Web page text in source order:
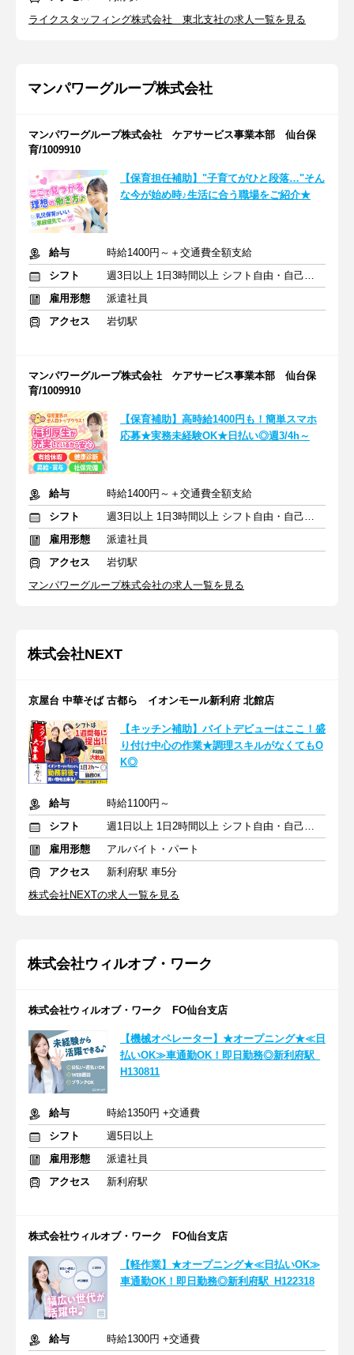
ライクスタッフィング株式会社 東北支社の求人一覧を見る
マンパワーグループ株式会社
マンパワーグループ株式会社 ケアサービス事業本部 仙台保
育/1009910
【保育担任補助】"子育てがひと段落…"そん
な今が始め時♪生活に合う職場をご紹介★
給与
時給1400円～＋交通費全額支給
シフト
週3日以上 1日3時間以上 シフト自由・自己申告
雇用形態
派遣社員
アクセス
岩切駅
マンパワーグループ株式会社 ケアサービス事業本部 仙台保
育/1009910
【保育補助】高時給1400円も！簡単スマホ
応募★実務未経験OK★日払い◎週3/4h～
給与
時給1400円～＋交通費全額支給
シフト
週3日以上 1日3時間以上 シフト自由・自己申告
雇用形態
派遣社員
アクセス
岩切駅
マンパワーグループ株式会社の求人一覧を見る
株式会社NEXT
京屋台 中華そば 古都ら イオンモール新利府 北館店
【キッチン補助】バイトデビューはここ！盛
り付け中心の作業★調理スキルがなくてもO
K◎
給与
時給1100円～
シフト
週1日以上 1日2時間以上 シフト自由・自己申告
雇用形態
アルバイト・パート
アクセス
新利府駅 車5分
株式会社NEXTの求人一覧を見る
株式会社ウィルオブ・ワーク
株式会社ウィルオブ・ワーク FO仙台支店
【機械オペレーター】★オープニング★≪日
払いOK≫車通勤OK！即日勤務◎新利府駅_
H130811
給与
時給1350円 +交通費
シフト
週5日以上
雇用形態
派遣社員
アクセス
新利府駅
株式会社ウィルオブ・ワーク FO仙台支店
【軽作業】★オープニング★≪日払いOK≫
車通勤OK！即日勤務◎新利府駅_H122318
給与
時給1300円 +交通費